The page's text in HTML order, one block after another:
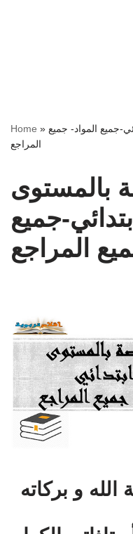
Home » جميع المواد- جميع
المراجع
بالمستوى
جميع
المراجع
و بركاته